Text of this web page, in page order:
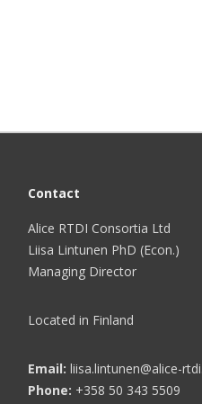
Contact
Alice RTDI Consortia Ltd
Liisa Lintunen PhD (Econ.)
Managing Director
Located in Finland
Email: liisa.lintunen@alice-
Phone: +358 50 343 5509